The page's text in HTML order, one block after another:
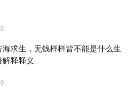
求生，无钱样样皆不能是什么生
解释释义